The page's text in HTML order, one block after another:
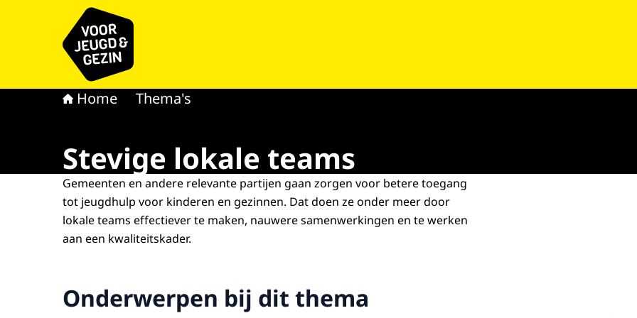
Naar de homepage van voor Jeugd & Gezin
Home Thema's
Stevige lokale teams
Gemeenten en andere relevante partijen gaan zorgen voor betere toegang
tot jeugdhulp voor kinderen en gezinnen. Dat doen ze onder meer door
lokale teams effectiever te maken, nauwere samenwerkingen en te werken
aan een kwaliteitskader.
Onderwerpen bij dit thema